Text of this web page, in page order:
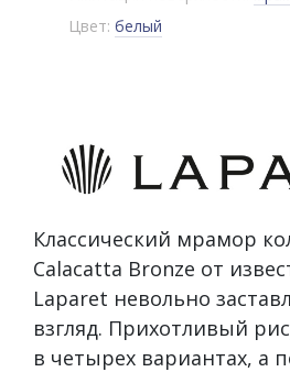
Цвет: белый
Классический мрамор
Calacatta Bronze от
Laparet невольно
взгляд. Прихотливый
в четырех вариантах, а